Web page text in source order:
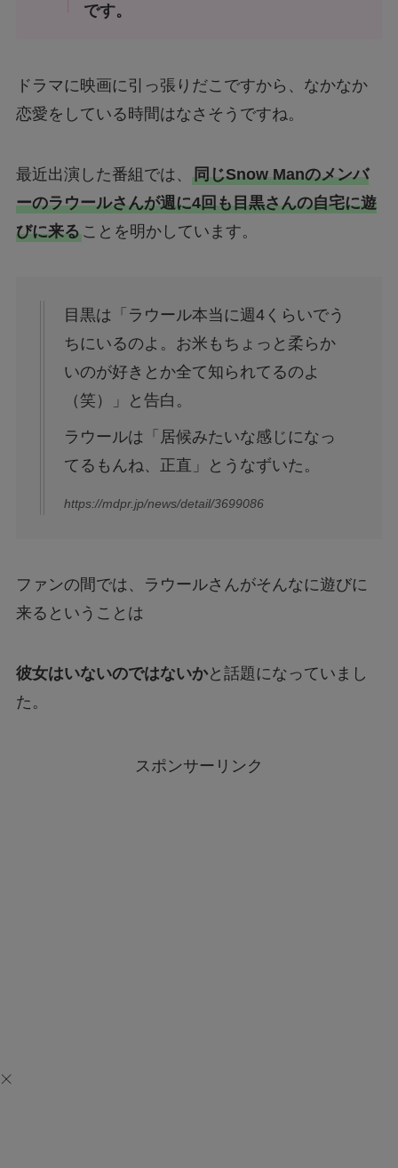
です。
ドラマに映画に引っ張りだこですから、なかなか
恋愛をしている時間はなさそうですね。
最近出演した番組では、 同じSnow Manのメンバ
ーのラウールさんが週に4回も目黒さんの自宅に遊
びに来ることを明かしています。
目黒は「ラウール本当に週4くらいでう
ちにいるのよ。お米もちょっと柔らか
いのが好きとか全て知られてるのよ
（笑）」と告白。
ラウールは「居候みたいな感じになっ
てるもんね、正直」とうなずいた。
https://mdpr.jp/news/detail/3699086
ファンの間では、ラウールさんがそんなに遊びに
来るということは
彼女はいないのではないかと話題になっていまし
た。
スポンサーリンク